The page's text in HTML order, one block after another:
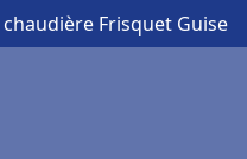
Frisquet Guise